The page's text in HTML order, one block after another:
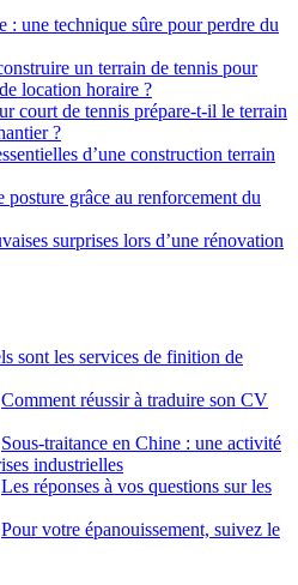
: une technique sûre pour perdre du
un terrain de tennis pour
location horaire ?
court de tennis prépare-t-il le terrain
?
d’une construction terrain
posture grâce au renforcement du
surprises lors d’une rénovation
sont les services de finition de
Comment réussir à traduire son CV
Sous-traitance en Chine : une activité
industrielles
Les réponses à vos questions sur les
Pour votre épanouissement, suivez le